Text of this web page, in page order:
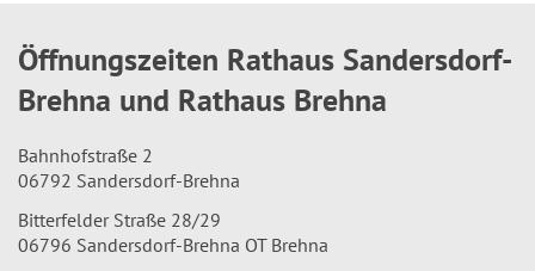
Öffnungszeiten Rathaus Sandersdorf-
Brehna und Rathaus Brehna
Bahnhofstraße 2
06792 Sandersdorf-Brehna
Bitterfelder Straße 28/29
06796 Sandersdorf-Brehna OT Brehna